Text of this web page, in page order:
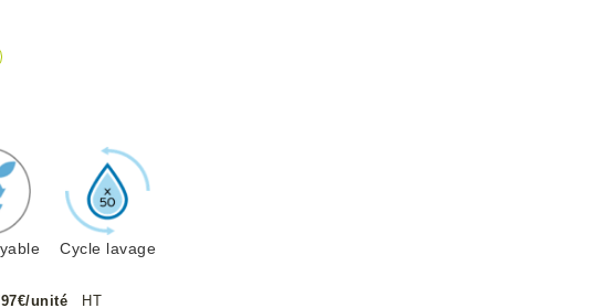
Cycle lavage
unité HT